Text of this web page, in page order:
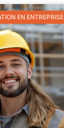
EN ENTREPRISE